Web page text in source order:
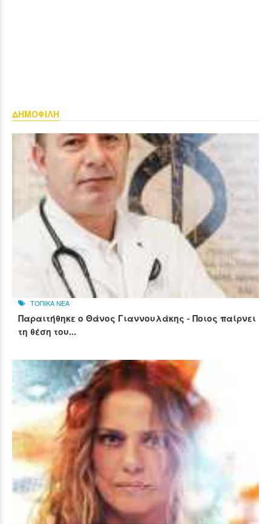
ΔΗΜΟΦΙΛΗ
ΤΟΠΙΚΑ ΝΕΑ
Παραιτήθηκε ο Θάνος Γιαννουλάκης - Ποιος παίρνει
τη θέση του...